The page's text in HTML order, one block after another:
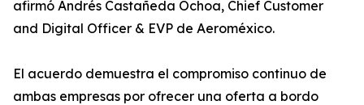
afirmó Andrés Castañeda Ochoa, Chief Customer
and Digital Officer & EVP de Aeroméxico.
El acuerdo demuestra el compromiso continuo de
ambas empresas por ofrecer una oferta a bordo